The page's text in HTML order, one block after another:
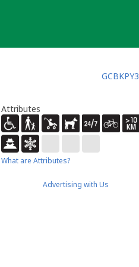
GCBKPY3
Attributes
What are Attributes?
Advertising with Us